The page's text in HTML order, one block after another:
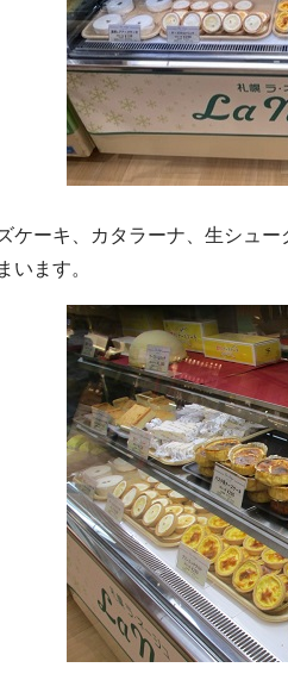
ケーキ、カタラーナ、生シュ
います。